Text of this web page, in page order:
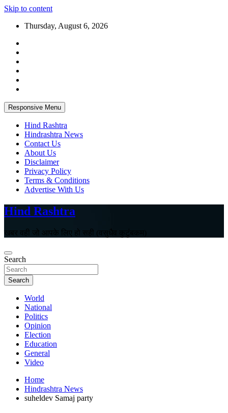
Skip to content
Thursday, August 6, 2026
Responsive Menu
Hind Rashtra
Hindrashtra News
Contact Us
About Us
Disclaimer
Privacy Policy
Terms & Conditions
Advertise With Us
Hind Rashtra
खबर वही जो आपके लिए हो सही (वसुधैव कुटुंबकम)
Search
Search
World
National
Politics
Opinion
Election
Education
General
Video
Home
Hindrashtra News
suheldev Samaj party